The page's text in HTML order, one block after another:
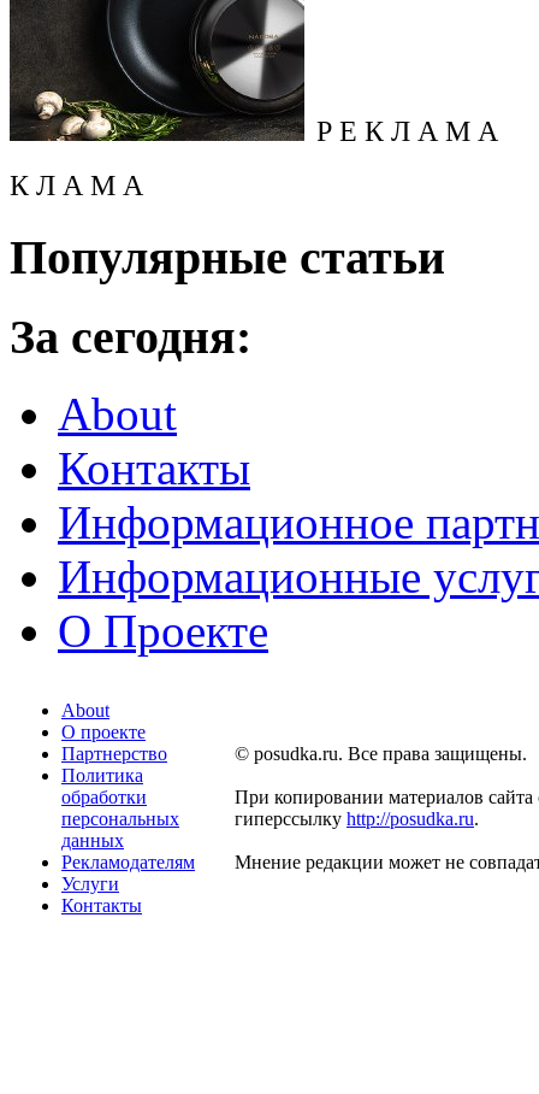
Р Е К Л А М А
К Л А М А
Популярные статьи
За сегодня:
About
Контакты
Информационное
Информационные
О Проекте
About
О проекте
Партнерство
Политика
обработки
персональных
данных
Рекламодателям
Услуги
Контакты
© posudka.ru. Все права защищены.
При копировании материалов сайта
гиперссылку http://posudka.ru.
Мнение редакции может не